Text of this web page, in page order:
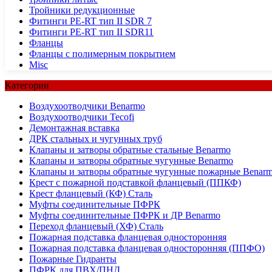
Тройники редукционные
Фитинги PE-RT тип II SDR 7
Фитинги PE-RT тип II SDR11
Фланцы
Фланцы с полимерным покрытием
Misc
Категории
Воздухоотводчики Benarmo
Воздухоотводчики Tecofi
Демонтажная вставка
ДРК стальных и чугунных труб
Клапаны и затворы обратные стальные Benarmo
Клапаны и затворы обратные чугунные Benarmo
Клапаны и затворы обратные чугунные пожарные
Крест с пожарной подставкой фланцевый (ППКФ)
Крест фланцевый (КФ) Сталь
Муфты соединительные ПФРК
Муфты соединительные ПФРК и ДР Benarmo
Переход фланцевый (ХФ) Сталь
Пожарная подставка фланцевая односторонняя
Пожарная подставка фланцевая односторонняя (ППФО)
Пожарные Гидранты
ПФРК для ПВХ/ПНД